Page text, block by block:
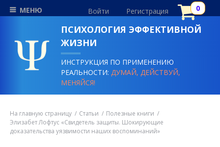
МЕНЮ Войти Регистрация
ПСИХОЛОГИЯ ЭФФЕКТИВНОЙ
ЖИЗНИ
ИНСТРУКЦИЯ ПО ПРИМЕНЕНИЮ
РЕАЛЬНОСТИ:ДУМАЙ, ДЕЙСТВУЙ,
МЕНЯЙСЯ!
На главную страницу Статьи
Полезные книги
Элизабет Лофтус «Свидетель защиты. Шокирующие
доказательства уязвимости наших воспоминаний»